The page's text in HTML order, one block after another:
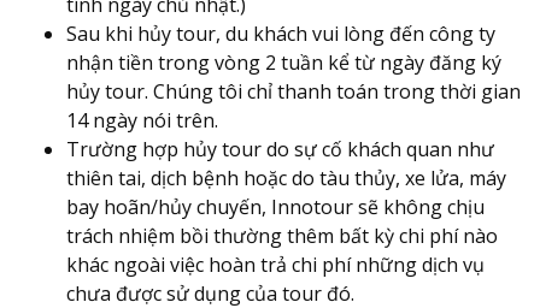
Sau khi hủy tour, du khách vui lòng đến công ty
nhận tiền trong vòng 2 tuần kể từ ngày đăng ký
hủy tour. Chúng tôi chỉ thanh toán trong thời gian
14 ngày nói trên.
Trường hợp hủy tour do sự cố khách quan như
thiên tai, dịch bệnh hoặc do tàu thủy, xe lửa, máy
bay hoãn/hủy chuyến, Innotour sẽ không chịu
trách nhiệm bồi thường thêm bất kỳ chi phí nào
khác ngoài việc hoàn trả chi phí những dịch vụ
chưa được sử dụng của tour đó.